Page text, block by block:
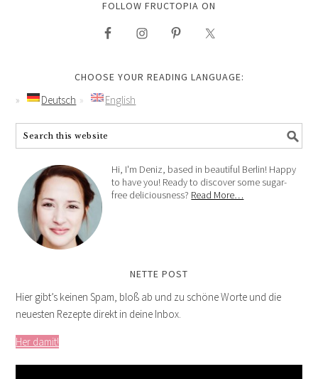
FOLLOW FRUCTOPIA ON
CHOOSE YOUR READING LANGUAGE:
Deutsch English
Hi, I'm Deniz, based in beautiful Berlin! Happy
to have you! Ready to discover some sugar-
free deliciousness? Read More…
NETTE POST
Hier gibt’s keinen Spam, bloß ab und zu schöne Worte und die
neuesten Rezepte direkt in deine Inbox.
Her damit!